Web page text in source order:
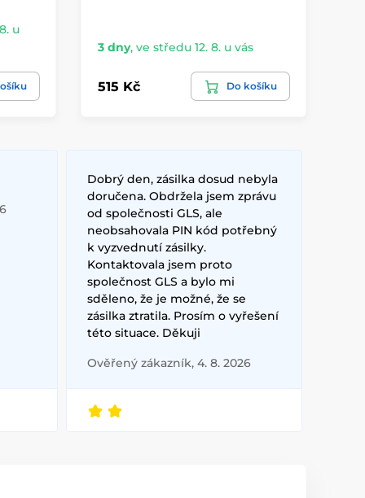
u
3 dny, ve středu 12. 8. u vás
515 Kč Do košíku
Dobrý den, zásilka dosud nebyla
doručena. Obdržela jsem zprávu
od společnosti GLS, ale
neobsahovala PIN kód potřebný
k vyzvednutí zásilky.
Kontaktovala jsem proto
společnost GLS a bylo mi
sděleno, že je možné, že se
zásilka ztratila. Prosím o vyřešení
této situace. Děkuji
Ověřený zákazník, 4. 8. 2026